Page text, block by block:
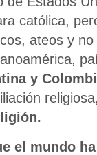
católica,
ateos y
y
el mundo